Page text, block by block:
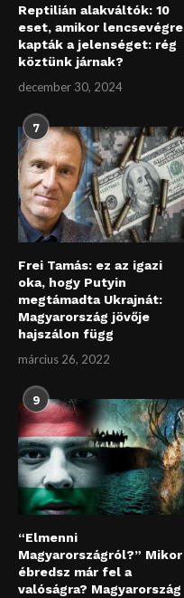
Reptilián alakváltók: 10
eset, amikor lencsevégre
kapták a jelenséget: rég
köztünk járnak?
december 30, 2024
7
Frei Tamás: ez az igazi
oka, hogy Putyin
megtámadta Ukrajnát:
Magyarország jövője
hajszálon függ
március 26, 2022
9
“Elmenni
Magyarországról?” Mikor
ébredsz már fel a
valóságra? Magyarország